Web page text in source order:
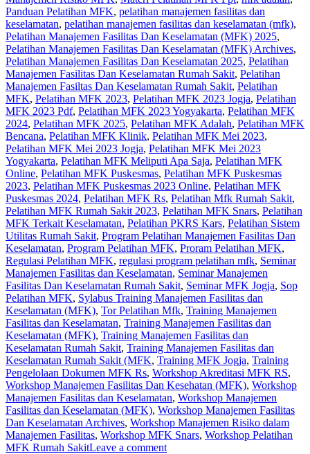
Panduan Pelatihan MFK, pelatihan manajemen fasilitas dan
keselamatan, pelatihan manajemen fasilitas dan keselamatan (mfk),
Pelatihan Manajemen Fasilitas Dan Keselamatan (MFK) 2025,
Pelatihan Manajemen Fasilitas Dan Keselamatan (MFK) Archives,
Pelatihan Manajemen Fasilitas Dan Keselamatan 2025, Pelatihan
Manajemen Fasilitas Dan Keselamatan Rumah Sakit, Pelatihan
Manajemen Fasiltas Dan Keselamatan Rumah Sakit, Pelatihan
MFK, Pelatihan MFK 2023, Pelatihan MFK 2023 Jogja, Pelatihan
MFK 2023 Pdf, Pelatihan MFK 2023 Yogyakarta, Pelatihan MFK
2024, Pelatihan MFK 2025, Pelatihan MFK Adalah, Pelatihan MFK
Bencana, Pelatihan MFK Klinik, Pelatihan MFK Mei 2023,
Pelatihan MFK Mei 2023 Jogja, Pelatihan MFK Mei 2023
Yogyakarta, Pelatihan MFK Meliputi Apa Saja, Pelatihan MFK
Online, Pelatihan MFK Puskesmas, Pelatihan MFK Puskesmas
2023, Pelatihan MFK Puskesmas 2023 Online, Pelatihan MFK
Puskesmas 2024, Pelatihan MFK Rs, Pelatihan Mfk Rumah Sakit,
Pelatihan MFK Rumah Sakit 2023, Pelatihan MFK Snars, Pelatihan
MFK Terkait Keselamatan, Pelatihan PKRS Kars, Pelatihan Sistem
Utilitas Rumah Sakit, Program Pelatihan Manajemen Fasilitas Dan
Keselamatan, Program Pelatihan MFK, Proram Pelatihan MFK,
Regulasi Pelatihan MFK, regulasi program pelatihan mfk, Seminar
Manajemen Fasilitas dan Keselamatan, Seminar Manajemen
Fasilitas Dan Keselamatan Rumah Sakit, Seminar MFK Jogja, Sop
Pelatihan MFK, Sylabus Training Manajemen Fasilitas dan
Keselamatan (MFK), Tor Pelatihan Mfk, Training Manajemen
Fasilitas dan Keselamatan, Training Manajemen Fasilitas dan
Keselamatan (MFK), Training Manajemen Fasilitas dan
Keselamatan Rumah Sakit, Training Manajemen Fasilitas dan
Keselamatan Rumah Sakit (MFK, Training MFK Jogja, Training
Pengelolaan Dokumen MFK Rs, Workshop Akreditasi MFK RS,
Workshop Manajemen Fasilitas Dan Kesehatan (MFK), Workshop
Manajemen Fasilitas dan Keselamatan, Workshop Manajemen
Fasilitas dan Keselamatan (MFK), Workshop Manajemen Fasilitas
Dan Keselamatan Archives, Workshop Manajemen Risiko dalam
Manajemen Fasilitas, Workshop MFK Snars, Workshop Pelatihan
MFK Rumah SakitLeave a comment